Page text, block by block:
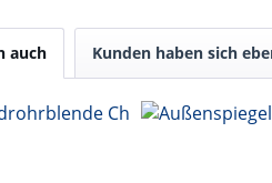
auch Kunden haben sich